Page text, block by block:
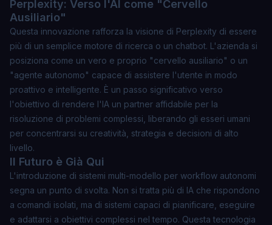
Perplexity: Verso l'AI come "Cervello
Ausiliario"
Questa innovazione rafforza la visione di Perplexity di essere
più di un semplice motore di ricerca o un chatbot. L'azienda si
posiziona come un vero e proprio "cervello ausiliario" o un
"agente autonomo" capace di assistere l'utente in modo
proattivo e intelligente. È un passo significativo verso
l'obiettivo di rendere l'IA un partner affidabile per la
risoluzione di problemi complessi, liberando gli esseri umani
per concentrarsi su creatività, strategia e decisioni di alto
livello.
Il Futuro è Già Qui
L'introduzione di sistemi multi-modello per workflow autonomi
segna un punto di svolta. Non si tratta più di IA che rispondono
a comandi isolati, ma di sistemi capaci di pianificare, eseguire
e adattarsi a obiettivi complessi nel tempo. Questa tecnologia